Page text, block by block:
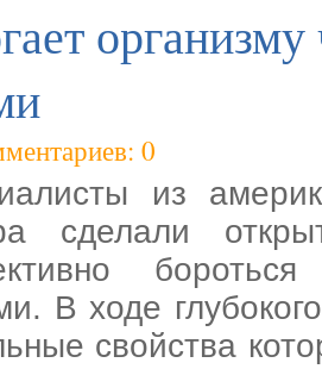
организму
0
из
сделали
В ходе
свойства